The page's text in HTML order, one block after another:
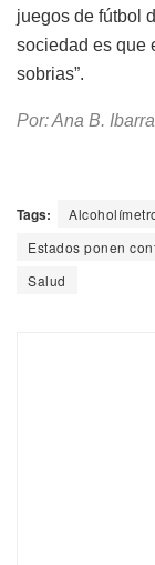
juegos de fútbol
sociedad es que
sobrias”.
Por: Ana B.
Tags:
Estados ponen
Salud